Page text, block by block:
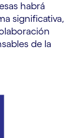
habrá
significativa,
de la